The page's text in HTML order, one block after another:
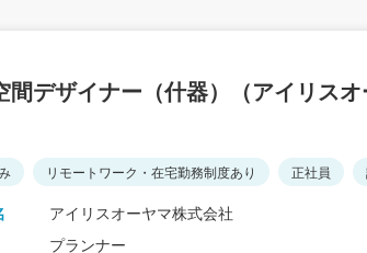
デザイナー（什器）（アイリス
リモートワーク・在宅勤務制度あり 正社員
アイリスオーヤマ株式会社
プランナー